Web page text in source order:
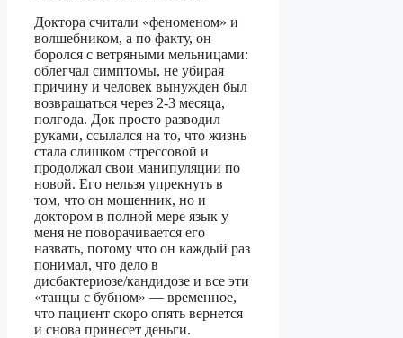
Доктора считали «феноменом» и
волшебником, а по факту, он
боролся с ветряными мельницами:
облегчал симптомы, не убирая
причину и человек вынужден был
возвращаться через 2-3 месяца,
полгода. Док просто разводил
руками, ссылался на то, что жизнь
стала слишком стрессовой и
продолжал свои манипуляции по
новой. Его нельзя упрекнуть в
том, что он мошенник, но и
доктором в полной мере язык у
меня не поворачивается его
назвать, потому что он каждый раз
понимал, что дело в
дисбактериозе/кандидозе и все эти
«танцы с бубном» — временное,
что пациент скоро опять вернется
и снова принесет деньги.